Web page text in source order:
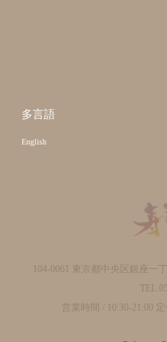
多言語
English
104-0061 東京都中央区銀座
営業時間 / 10:30-21:00